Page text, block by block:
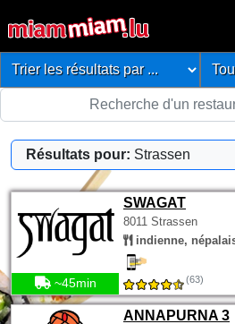
Résultats pour: Strassen
SWAGAT
8011 Strassen
indienne,
~45min (63)
ANNAPURNA 3